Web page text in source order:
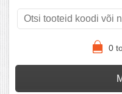
0